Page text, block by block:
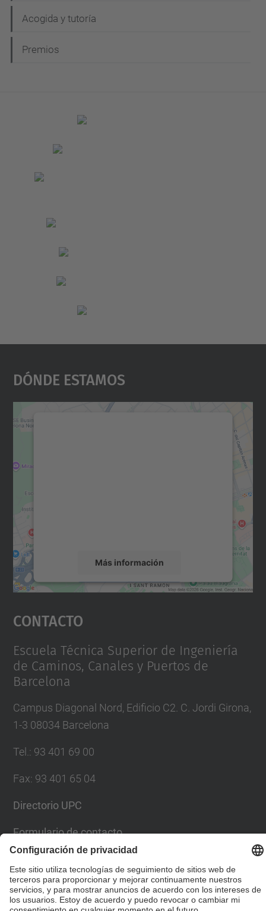
Acogida y tutoría
Premios
Dónde Estamos
Más información
Aceptar
powered by
Contacto
Escuela Técnica Superior de Ingeniería
de Caminos, Canales y Puertos de
Barcelona
Campus Diagonal Nord, Edificio C2. C. Jordi Girona,
1-3 08034 Barcelona
Tel. : 93 401 69 00
Fax: 93 401 65 04
Directorio UPC
Formulario de contacto
© UPCEscuela Técnica Superior de Ingenieros de Caminos,